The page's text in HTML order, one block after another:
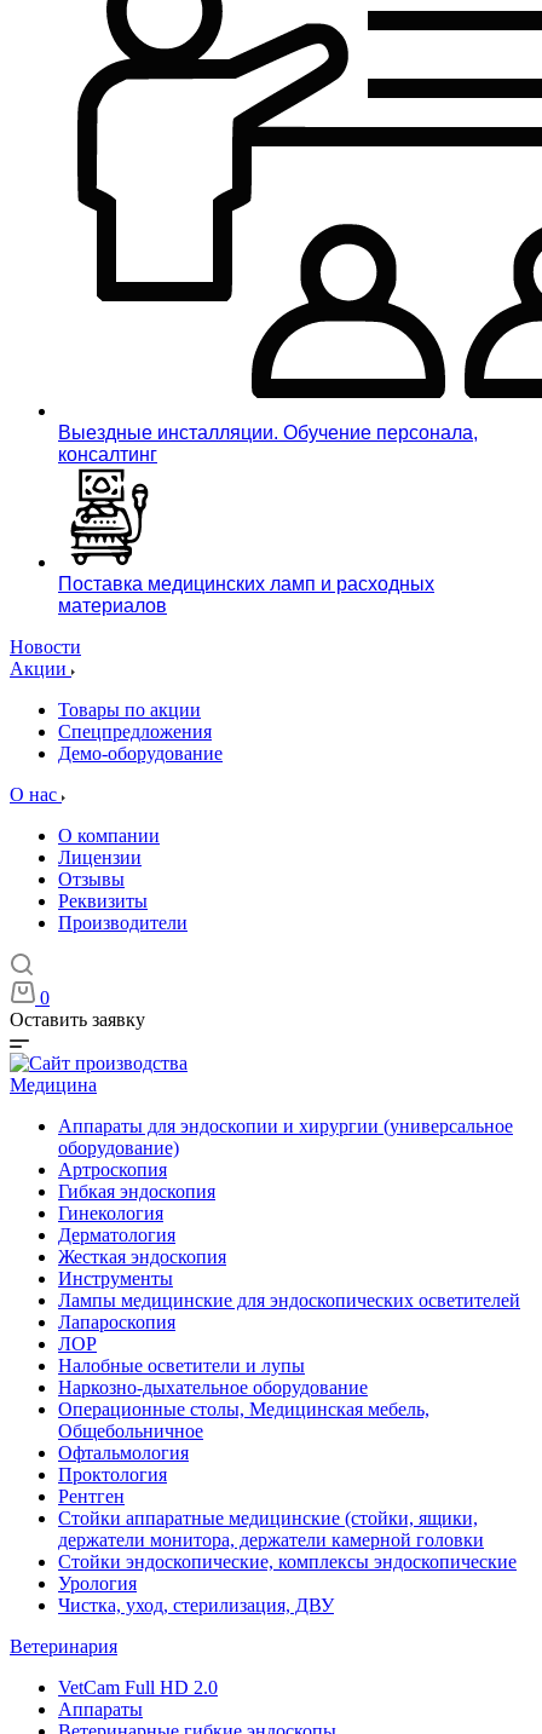
Выездные инсталляции. Обучение персонала,
консалтинг
Поставка медицинских ламп и расходных
материалов
Новости
Акции
Товары по акции
Спецпредложения
Демо-оборудование
О нас
О компании
Лицензии
Отзывы
Реквизиты
Производители
0
Оставить заявку
Медицина
Аппараты для эндоскопии и хирургии (универсальное
оборудование)
Артроскопия
Гибкая эндоскопия
Гинекология
Дерматология
Жесткая эндоскопия
Инструменты
Лампы медицинские для эндоскопических осветителей
Лапароскопия
ЛОР
Налобные осветители и лупы
Наркозно-дыхательное оборудование
Операционные столы, Медицинская мебель,
Общебольничное
Офтальмология
Проктология
Рентген
Стойки аппаратные медицинские (стойки, ящики,
держатели монитора, держатели камерной головки
Стойки эндоскопические, комплексы эндоскопические
Урология
Чистка, уход, стерилизация, ДВУ
Ветеринария
VetCam Full HD 2.0
Аппараты